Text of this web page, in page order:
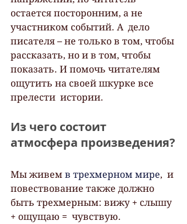
остается посторонним, а не
участником событий. А  дело
писателя – не только в том, чтобы
рассказать, но и в том, чтобы
показать. И помочь читателям
ощутить на своей шкурке все
прелести  истории.
Из чего состоит
атмосфера произведения?
Мы живем в трехмерном мире,  и
повествование также должно
быть трехмерным: вижу + слышу
+ ощущаю =  чувствую.